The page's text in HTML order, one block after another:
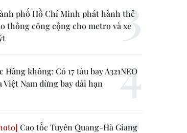
phố Hồ Chí Minh phát hành thẻ
thông công cộng cho metro và xe
Hàng không: Có 17 tàu bay A321NEO
Việt Nam dừng bay dài hạn
Cao tốc Tuyên Quang-Hà Giang